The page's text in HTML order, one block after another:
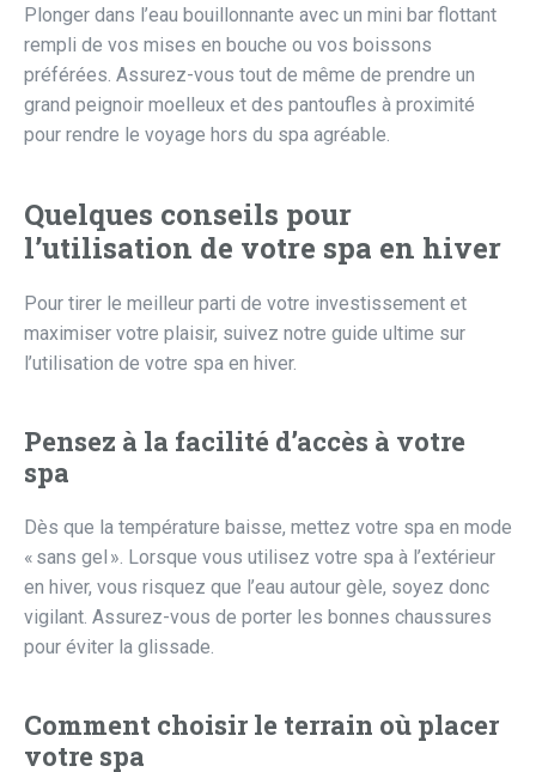
Plonger dans l’eau bouillonnante avec un mini bar flottant
rempli de vos mises en bouche ou vos boissons
préférées. Assurez-vous tout de même de prendre un
grand peignoir moelleux et des pantoufles à proximité
pour rendre le voyage hors du spa agréable.
Quelques conseils pour
l’utilisation de votre spa en hiver
Pour tirer le meilleur parti de votre investissement et
maximiser votre plaisir, suivez notre guide ultime sur
l’utilisation de votre spa en hiver.
Pensez à la facilité d’accès à votre
spa
Dès que la température baisse, mettez votre spa en mode
« sans gel ». Lorsque vous utilisez votre spa à l’extérieur
en hiver, vous risquez que l’eau autour gèle, soyez donc
vigilant. Assurez-vous de porter les bonnes chaussures
pour éviter la glissade.
Comment choisir le terrain où placer
votre spa